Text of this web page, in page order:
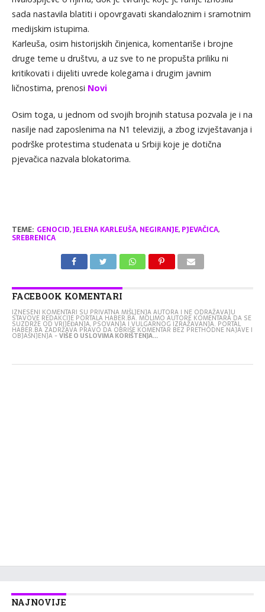
sada nastavila blatiti i opovrgavati skandaloznim i sramotnim
medijskim istupima.
Karleuša, osim historijskih činjenica, komentariše i brojne
druge teme u društvu, a uz sve to ne propušta priliku ni
kritikovati i dijeliti uvrede kolegama i drugim javnim
ličnostima, prenosi Novi
Osim toga, u jednom od svojih brojnih statusa pozvala je i na
nasilje nad zaposlenima na N1 televiziji, a zbog izvještavanja i
podrške protestima studenata u Srbiji koje je dotična
pjevačica nazvala blokatorima.
TEME: GENOCID,JELENA KARLEUŠA, NEGIRANJE, PJEVAČICA,
SREBRENICA
FACEBOOK KOMENTARI
IZNESENI KOMENTARI SU PRIVATNA MIŠLJENJA AUTORA I NE ODRAŽAVAJU
STAVOVE REDAKCIJE PORTALA HABER.BA. MOLIMO AUTORE KOMENTARA DA SE
SUZDRŽE OD VRIJEĐANJA, PSOVANJA I VULGARNOG IZRAŽAVANJA. PORTAL
HABER.BA ZADRŽAVA PRAVO DA OBRIŠE KOMENTAR BEZ PRETHODNE NAJAVE I
OBJAŠNJENJA -VIŠE O USLOVIMA KORIŠTENJA...
NAJNOVIJE